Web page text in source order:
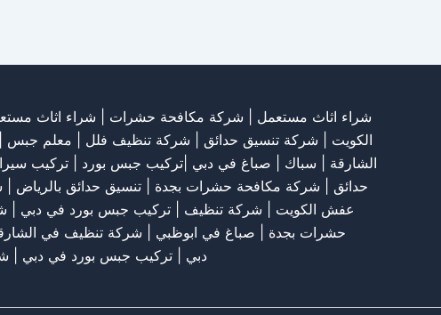
شراء اثاث مستعمل شركة مكافحة حشرات شراء اثاث
الكويت
شركة تنسيق حدائق شركة تنظيف فلل معلم جبس
الشارقة | سباك | صباغ في دبي |تركيب جبس بورد |تركيب
حدائق
شركة مكافحة حشرات بجدة |تنسيق حدائق بالرياض
عفش الكويت
شركة تنظيف تركيب جبس بورد في دبي
حشرات بجدة
صباغ في ابوظبي شركة تنظيف في
دبي |تركيب جبس بورد في دبي